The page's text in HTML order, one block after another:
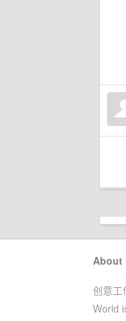
About
创意工
World